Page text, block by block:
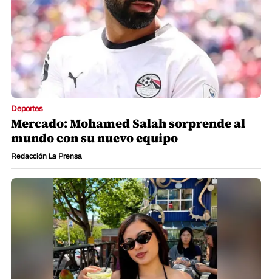
Deportes
Mercado: Mohamed Salah sorprende al
mundo con su nuevo equipo
Redacción La Prensa